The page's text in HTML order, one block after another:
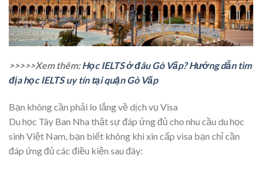
>>>>>Xem thêm:Học IELTS ở đâu Gò Vấp? Hướng dẫn tìm
địa học IELTS uy tín tại quận Gò Vấp
Bạn không cần phải lo lắng về dịch vụ Visa
Du học Tây Ban Nha thật sự đáp ứng đủ cho nhu cầu du học
sinh Việt Nam, bạn biết không khi xin cấp visa bạn chỉ cần
đáp ứng đủ các điều kiện sau đây: